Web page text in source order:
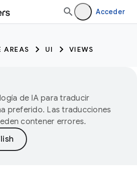
Acceder
AREAS UI VIEWS
de IA para traducir
preferido. Las traducciones
contener errores.